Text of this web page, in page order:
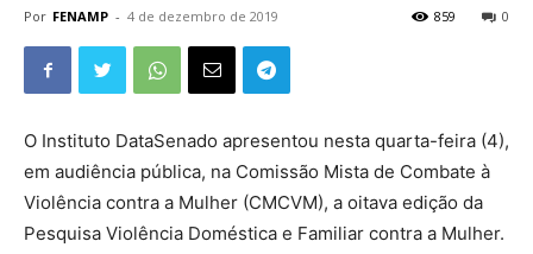
Por FENAMP - 4 de dezembro de 2019 0
859
O Instituto DataSenado apresentou nesta quarta-feira (4),
em audiência pública, na Comissão Mista de Combate à
Violência contra a Mulher (CMCVM), a oitava edição da
Pesquisa Violência Doméstica e Familiar contra a Mulher.